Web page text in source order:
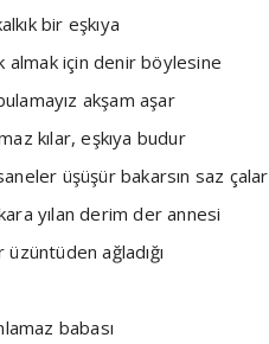
bir eşkıya
almak için denir böylesine
akşam aşar
kılar, eşkıya budur
üşüşür bakarsın saz çalar
yılan derim der annesi
ağladığı
babası